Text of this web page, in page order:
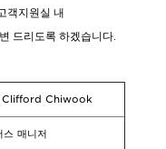
객지원실 내
드리도록 하겠습니다.
Clifford Chiwook
스 매니저